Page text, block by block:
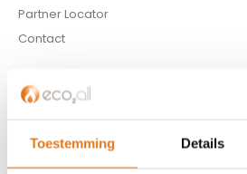
Toestemming Details
Partner Locator
Contact
ASSORTIMENT
Biomassa ketels
Boilers